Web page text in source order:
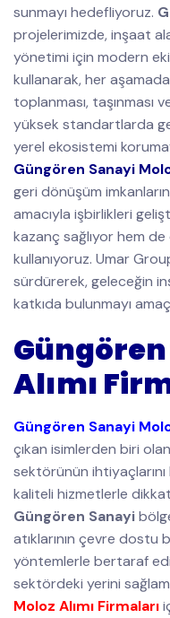
sunmayı hedefliyoruz.
projelerimizde, inşaat
yönetimi için modern
kullanarak, her
toplanması, taşınması
yüksek standartlarda
yerel ekosistemi
Güngören Sanayi
geri dönüşüm
amacıyla işbirlikleri
kazanç sağlıyor hem
kullanıyoruz. Umar
sürdürerek, geleceğin
katkıda bulunmayı
Alımı
Güngören Sanayi
çıkan isimlerden biri
sektörünün ihtiyaçlarını
kaliteli hizmetlerle
Güngören Sanayi
atıklarının çevre dostu
yöntemlerle bertaraf
sektördeki yerini
Moloz Alımı Firmaları